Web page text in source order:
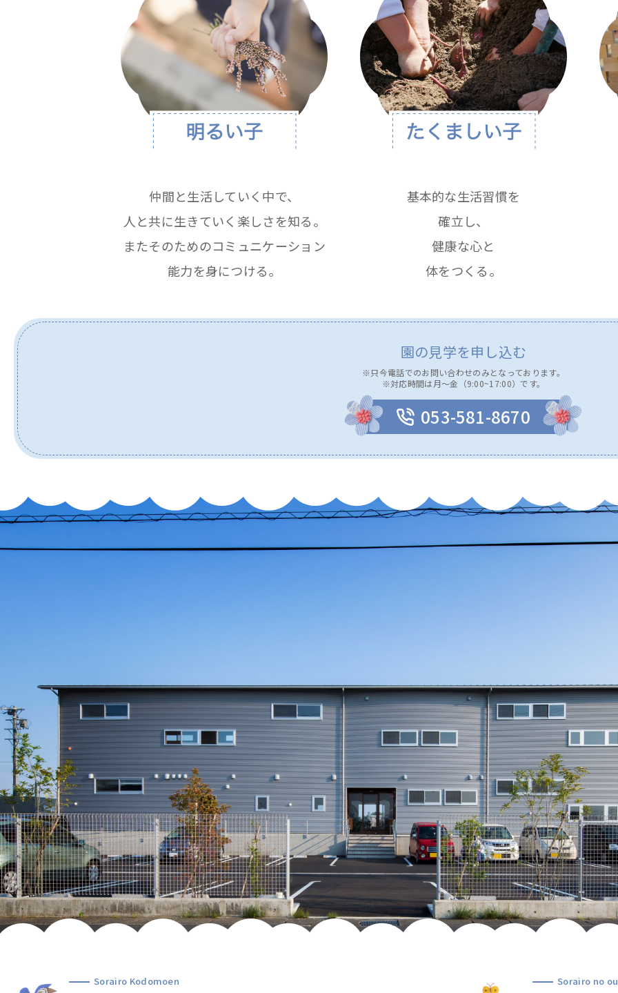
仲間と生活していく中で、
人と共に生きていく楽しさを知る。
またそのためのコミュニケーション
能力を身につける。
基本的な生活習慣を
確立し、
健康な心と
体をつくる。
園の見学を申し込む
※只今電話でのお問い合わせのみとなっております。
※対応時間は月〜金（9:00~17:00）です。
053-581-8670
Sorairo Kodomoen Sorairo no